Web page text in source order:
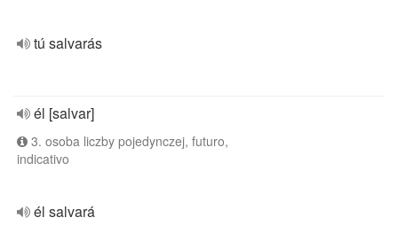
tú salvarás
él [salvar]
3. osoba liczby pojedynczej, futuro,
indicativo
él salvará